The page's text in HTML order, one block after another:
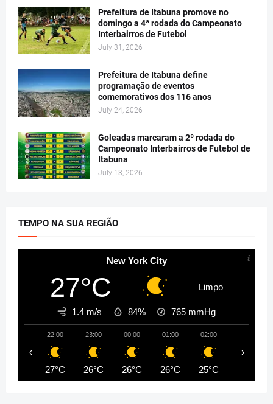
Prefeitura de Itabuna promove no
domingo a 4ª rodada do Campeonato
Interbairros de Futebol
July 31, 2026
Prefeitura de Itabuna define
programação de eventos
comemorativos dos 116 anos
July 24, 2026
Goleadas marcaram a 2º rodada do
Campeonato Interbairros de Futebol de
Itabuna
July 13, 2026
TEMPO NA SUA REGIÃO
New York City
27°C Limpo
1.4 m/s 84% 765 mmHg
22:00
27°C
23:00
26°C
00:00
26°C
01:00
26°C
02:00
25°C
‹ ›